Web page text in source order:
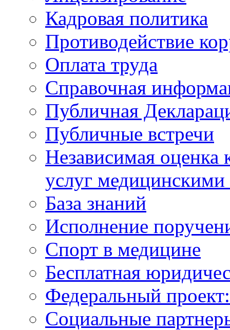
Кадровая политика
Противодействие
Оплата труда
Справочная
Публичная
Публичные встречи
Независимая оценка
услуг
База знаний
Исполнение
Спорт в медицине
Бесплатная
Федеральный
Социальные